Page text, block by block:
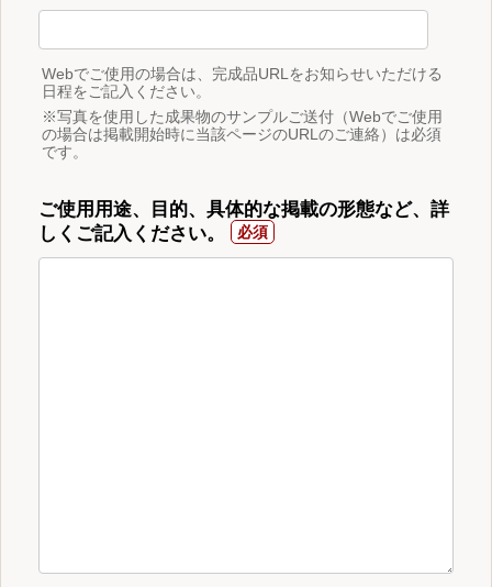
Webでご使用の場合は、完成品URLをお知らせいただける
日程をご記入ください。
※写真を使用した成果物のサンプルご送付（Webでご使用
の場合は掲載開始時に当該ページのURLのご連絡）は必須
です。
ご使用用途、目的、具体的な掲載の形態など、詳
しくご記入ください。